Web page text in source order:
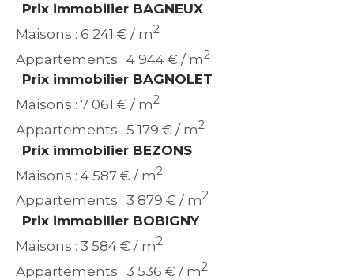
Prix immobilier BAGNEUX
Maisons : 6 241 € / m2
Appartements : 4 944 € / m2
Prix immobilier BAGNOLET
Maisons : 7 061 € / m2
Appartements : 5 179 € / m2
Prix immobilier BEZONS
Maisons : 4 587 € / m2
Appartements : 3 879 € / m2
Prix immobilier BOBIGNY
Maisons : 3 584 € / m2
Appartements : 3 536 € / m2